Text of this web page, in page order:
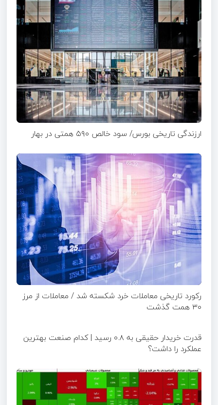
ارزندگی تاریخی بورس/ سود خالص ۵۹۰ همتی در بهار
رکورد تاریخی معاملات خرد شکسته شد / معاملات از مرز
۳۰ همت گذشت
قدرت خریدار حقیقی به ۰.۸ رسید | کدام صنعت بهترین
عملکرد را داشت؟